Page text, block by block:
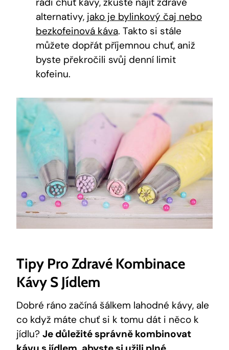
alternativy, jako je bylinkový čaj nebo
bezkofeinová káva. Takto si stále
můžete dopřát příjemnou chuť, aniž
byste překročili svůj denní limit
kofeinu.
Tipy Pro Zdravé Kombinace
Kávy S Jídlem
Dobré ráno začíná šálkem lahodné kávy, ale
co když máte chuť si k tomu dát i něco k
jídlu? Je důležité správně kombinovat